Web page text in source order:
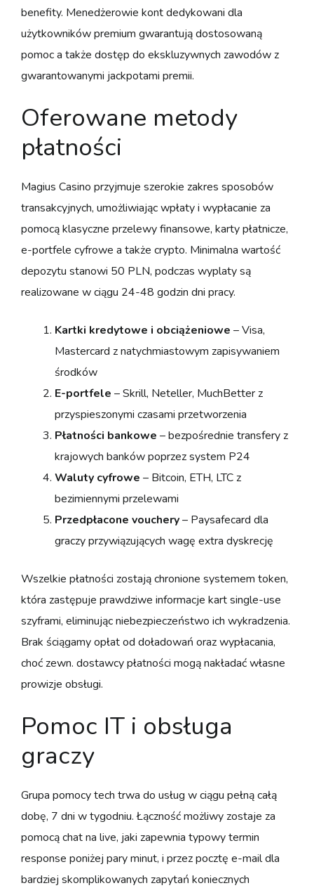
benefity. Menedżerowie kont dedykowani dla
użytkowników premium gwarantują dostosowaną
pomoc a także dostęp do ekskluzywnych zawodów z
gwarantowanymi jackpotami premii.
Oferowane metody
płatności
Magius Casino przyjmuje szerokie zakres sposobów
transakcyjnych, umożliwiając wpłaty i wypłacanie za
pomocą klasyczne przelewy finansowe, karty płatnicze,
e-portfele cyfrowe a także crypto. Minimalna wartość
depozytu stanowi 50 PLN, podczas wyplaty są
realizowane w ciągu 24-48 godzin dni pracy.
Kartki kredytowe i obciążeniowe – Visa,
Mastercard z natychmiastowym zapisywaniem
środków
E-portfele – Skrill, Neteller, MuchBetter z
przyspieszonymi czasami przetworzenia
Płatności bankowe – bezpośrednie transfery z
krajowych banków poprzez system P24
Waluty cyfrowe – Bitcoin, ETH, LTC z
bezimiennymi przelewami
Przedpłacone vouchery– Paysafecard dla
graczy przywiązujących wagę extra dyskrecję
Wszelkie płatności zostają chronione systemem token,
która zastępuje prawdziwe informacje kart single-use
szyframi, eliminując niebezpieczeństwo ich wykradzenia.
Brak ściągamy opłat od doładowań oraz wypłacania,
choć zewn. dostawcy płatności mogą nakładać własne
prowizje obsługi.
Pomoc IT i obsługa
graczy
Grupa pomocy tech trwa do usług w ciągu pełną całą
dobę, 7 dni w tygodniu. Łączność możliwy zostaje za
pomocą chat na live, jaki zapewnia typowy termin
response poniżej pary minut, i przez pocztę e-mail dla
bardziej skomplikowanych zapytań koniecznych